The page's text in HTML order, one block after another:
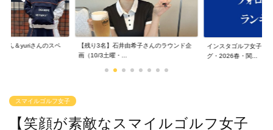
ん＆yuriさんのスペ
【残り3名】石井由希子さんのラウンド企
画（10/3土曜・...
インスタゴルフ女子フ
グ・2026春・関...
スマイルゴルフ女子
【笑顔が素敵なスマイルゴルフ女子